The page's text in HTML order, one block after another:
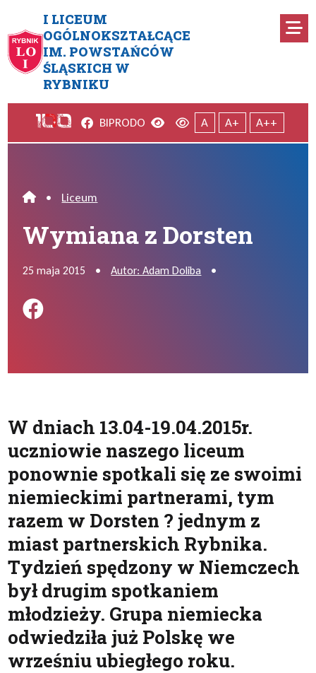
I LICEUM
OGÓLNOKSZTAŁCĄCE
IM. POWSTAŃCÓW
ŚLĄSKICH W
RYBNIKU
Wymiana z Dorsten
Facebook
BIPRODO Wersja kontrastowa
Wersja domyślna
A A+ A++
Home
• Liceum
Wymiana z Dorsten
25 maja 2015 • Autor: Adam Doliba •
Podziel się na FB
W dniach 13.04-19.04.2015r.
uczniowie naszego liceum
ponownie spotkali się ze swoimi
niemieckimi partnerami, tym
razem w Dorsten ? jednym z
miast partnerskich Rybnika.
Tydzień spędzony w Niemczech
był drugim spotkaniem
młodzieży. Grupa niemiecka
odwiedziła już Polskę we
wrześniu ubiegłego roku.